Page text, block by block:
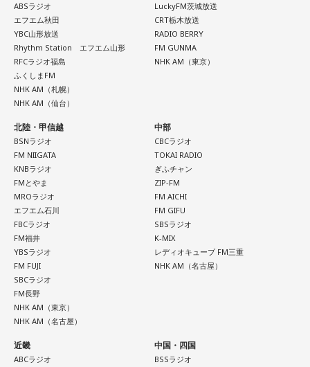
ABSラジオ
エフエム秋田
YBC山形放送
Rhythm Station エフエム山形
RFCラジオ福島
ふくしまFM
NHK AM（札幌）
NHK AM（仙台）
LuckyFM茨城放送
CRT栃木放送
RADIO BERRY
FM GUNMA
NHK AM（東京）
北陸・甲信越
BSNラジオ
FM NIIGATA
KNBラジオ
FMとやま
MROラジオ
エフエム石川
FBCラジオ
FM福井
YBSラジオ
FM FUJI
SBCラジオ
FM長野
NHK AM（東京）
NHK AM（名古屋）
中部
CBCラジオ
TOKAI RADIO
ぎふチャン
ZIP-FM
FM AICHI
FM GIFU
SBSラジオ
K-MIX
レディオキューブ FM三重
NHK AM（名古屋）
近畿
ABCラジオ
中国・四国
BSSラジオ